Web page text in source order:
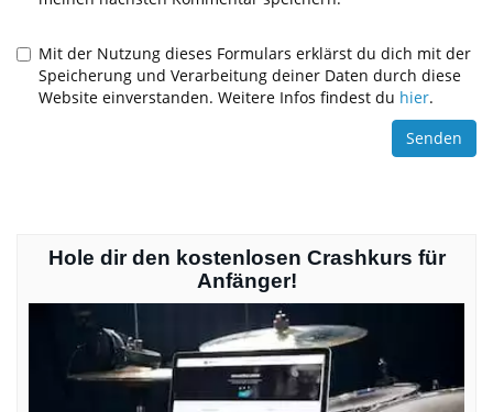
Mit der Nutzung dieses Formulars erklärst du dich mit der
Speicherung und Verarbeitung deiner Daten durch diese
Website einverstanden. Weitere Infos findest du hier.
Hole dir den kostenlosen Crashkurs für
Anfänger!